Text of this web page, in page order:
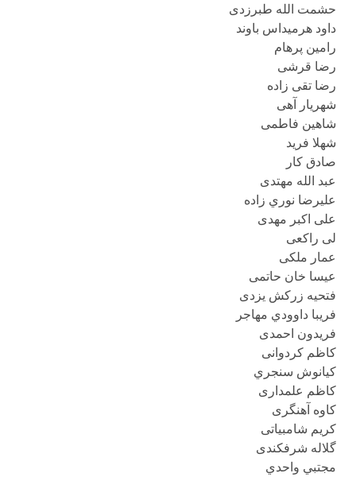
حشمت الله طبرزدی
داود هرمیداس باوند
رامین پرهام
رضا قرشی
رضا تقی زاده
شهریار آهی
شاهين فاطمى
شهلا فرید
صادق کار
عبد الله مهتدی
عليرضا نوري زاده
علی اكبر مهدی
لی راکعی
عمار ملکی
عیسا خان حاتمی
فتحیه زرکش یزدی
فريبا داوودي مهاجر
فریدون احمدی
كاظم كردوانی
كيانوش سنجري
کاظم علمداری
کاوه آهنگری
کریم شامبیاتی
گلاله شرفکندی
مجتبي واحدي